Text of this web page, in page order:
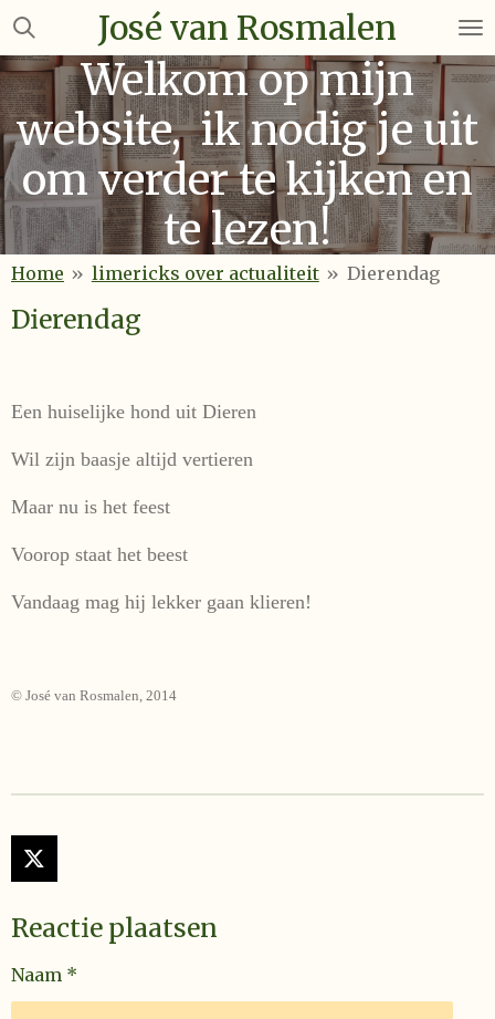
Ga
naar
de
hoofdinhoud
José van Rosmalen
Welkom op mijn
website, ik nodig je uit
om verder te kijken en
te lezen!
Home » limericks over actualiteit » Dierendag
Dierendag
Een huiselijke hond uit Dieren
Wil zijn baasje altijd vertieren
Maar nu is het feest
Voorop staat het beest
Vandaag mag hij lekker gaan klieren!
© José van Rosmalen, 2014
X
Reactie plaatsen
Naam *